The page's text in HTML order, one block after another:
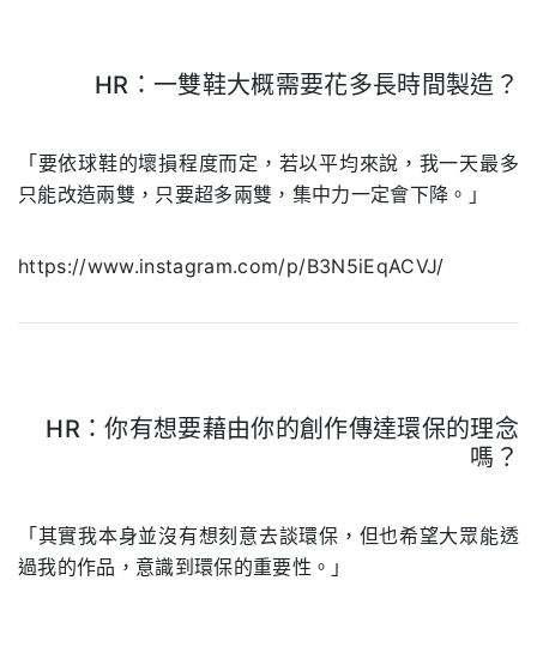
HR：一雙鞋大概需要花多長時間製造？
「要依球鞋的壞損程度而定，若以平均來說，我一天最多
只能改造兩雙，只要超多兩雙，集中力一定會下降。」
https://www.instagram.com/p/B3N5iEqACVJ/
HR：你有想要藉由你的創作傳達環保的理念
嗎？
「其實我本身並沒有想刻意去談環保，但也希望大眾能透
過我的作品，意識到環保的重要性。」